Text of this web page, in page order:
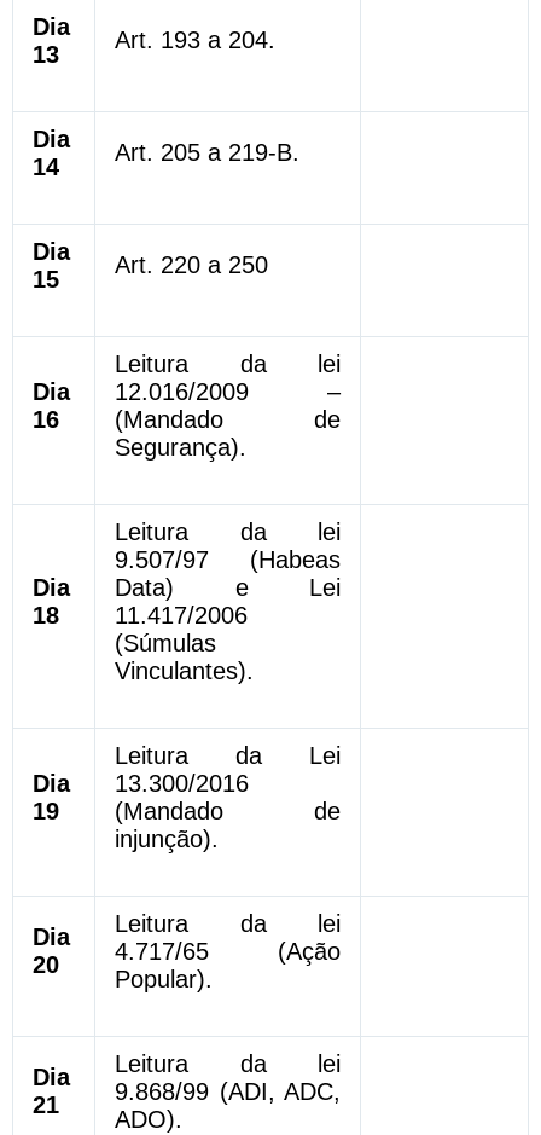
Dia
13
Art. 193 a 204.
Dia
14
Art. 205 a 219-B.
Dia
15
Art. 220 a 250
Dia
16
Leitura da lei
12.016/2009 –
(Mandado de
Segurança).
Dia
18
Leitura da lei
9.507/97 (Habeas
Data) e Lei
11.417/2006
(Súmulas
Vinculantes).
Dia
19
Leitura da Lei
13.300/2016
(Mandado de
injunção).
Dia
20
Leitura da lei
4.717/65 (Ação
Popular).
Dia
21
Leitura da lei
9.868/99 (ADI, ADC,
ADO).